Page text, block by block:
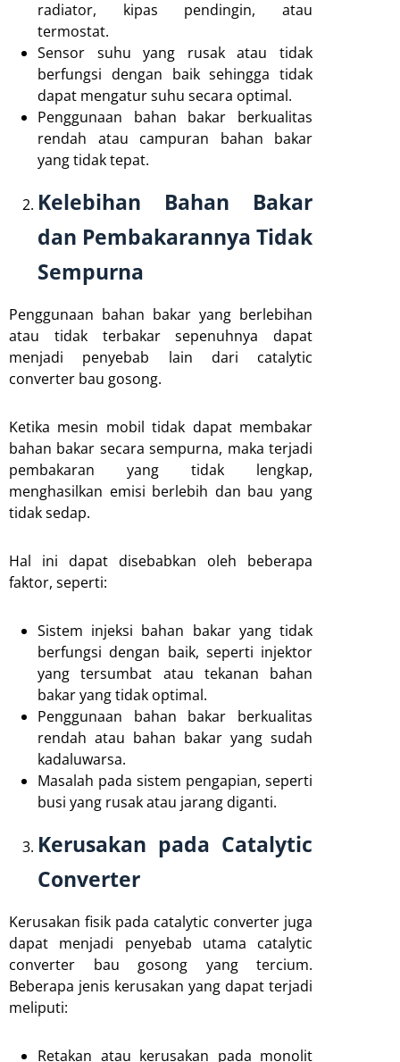
radiator, kipas pendingin, atau
termostat.
Sensor suhu yang rusak atau tidak
berfungsi dengan baik sehingga tidak
dapat mengatur suhu secara optimal.
Penggunaan bahan bakar berkualitas
rendah atau campuran bahan bakar
yang tidak tepat.
Kelebihan Bahan Bakar
dan Pembakarannya Tidak
Sempurna
Penggunaan bahan bakar yang berlebihan
atau tidak terbakar sepenuhnya dapat
menjadi penyebab lain dari catalytic
converter bau gosong.
Ketika mesin mobil tidak dapat membakar
bahan bakar secara sempurna, maka terjadi
pembakaran yang tidak lengkap,
menghasilkan emisi berlebih dan bau yang
tidak sedap.
Hal ini dapat disebabkan oleh beberapa
faktor, seperti:
Sistem injeksi bahan bakar yang tidak
berfungsi dengan baik, seperti injektor
yang tersumbat atau tekanan bahan
bakar yang tidak optimal.
Penggunaan bahan bakar berkualitas
rendah atau bahan bakar yang sudah
kadaluwarsa.
Masalah pada sistem pengapian, seperti
busi yang rusak atau jarang diganti.
Kerusakan pada Catalytic
Converter
Kerusakan fisik pada catalytic converter juga
dapat menjadi penyebab utama catalytic
converter bau gosong yang tercium.
Beberapa jenis kerusakan yang dapat terjadi
meliputi:
Retakan atau kerusakan pada monolit